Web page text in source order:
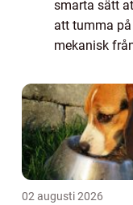
smarta sätt
att tumma
mekanisk
02 augusti 2026